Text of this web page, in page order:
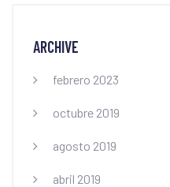
ARCHIVE
febrero 2023
octubre 2019
agosto 2019
abril 2019